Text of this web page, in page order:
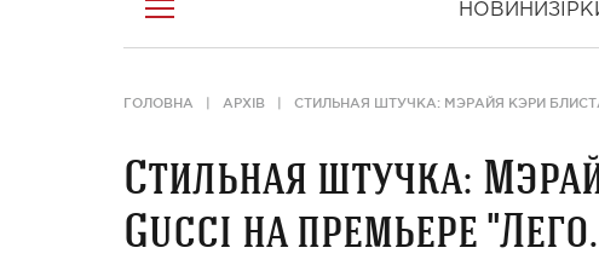
НОВИНИ
ГОЛОВНА АРХІВ СТИЛЬНАЯ ШТУЧКА: МЭРАЙЯ КЭРИ
Стильная штучка:
Gucci на премьере